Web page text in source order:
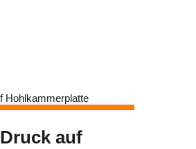
Druck auf